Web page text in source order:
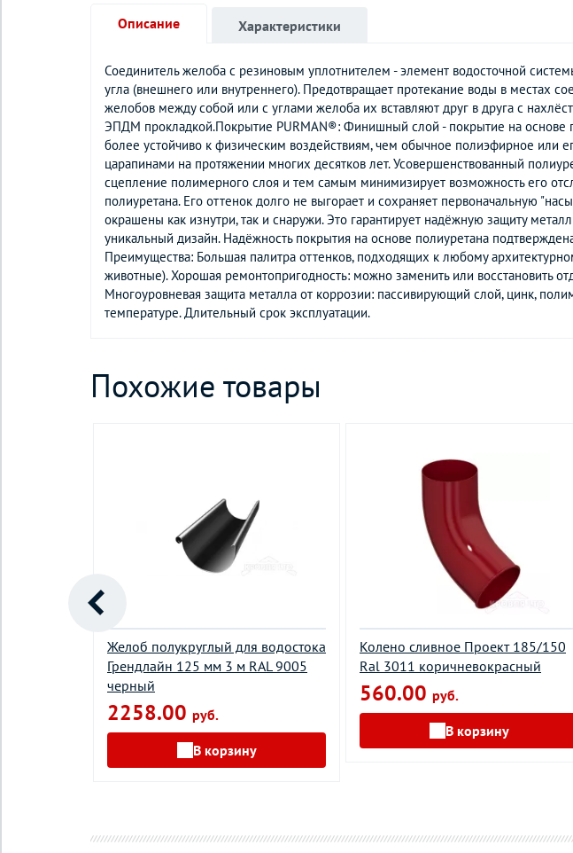
Описание
Соединитель желоба с резиновым уплотнителем - элемент водосточной
угла (внешнего или внутреннего). Предотвращает протекание воды в местах
желобов между собой или с углами желоба их вставляют друг в друга с
ЭПДМ прокладкой.Покрытие PURMAN®: Финишный слой - покрытие на основе
более устойчиво к физическим воздействиям, чем обычное полиэфирное или
царапинами на протяжении многих десятков лет. Усовершенствованный
сцепление полимерного слоя и тем самым минимизирует возможность его
полиуретана. Его оттенок долго не выгорает и сохраняет первоначальную
окрашены как изнутри, так и снаружи. Это гарантирует надёжную защиту
уникальный дизайн. Надёжность покрытия на основе полиуретана
Преимущества: Большая палитра оттенков, подходящих к любому
животные). Хорошая ремонтопригодность: можно заменить или восстановить
Многоуровневая защита металла от коррозии: пассивирующий слой, цинк,
температуре. Длительный срок эксплуатации.
Характеристики
Похожие товары
Желоб полукруглый для водостока
Грендлайн 125 мм 3 м RAL 9005
черный
2258.00 руб.
В корзину
Колено сливное Проект 185/150
Ral 3011 коричневокрасный
560.00 руб.
В корзину